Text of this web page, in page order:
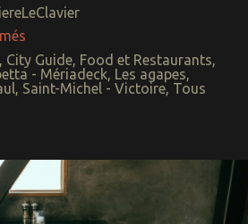
City Guide Food et Restaurants
- Mériadeck Les agapes
Saint-Michel - Victoire Tous